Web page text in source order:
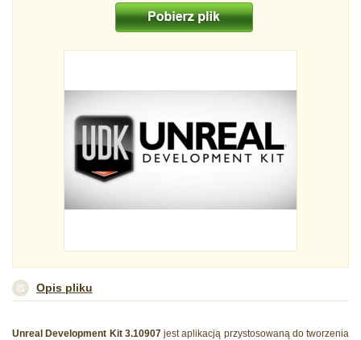
Opis pliku
Unreal Development Kit 3.10907jest aplikacją przystosowaną do tworzenia